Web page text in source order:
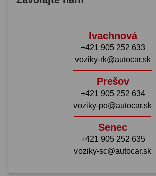
Ivachnová
+421 905 252 633
voziky-rk@autocar.sk
Prešov
+421 905 252 634
voziky-po@autocar.sk
Senec
+421 905 252 635
voziky-sc@autocar.sk